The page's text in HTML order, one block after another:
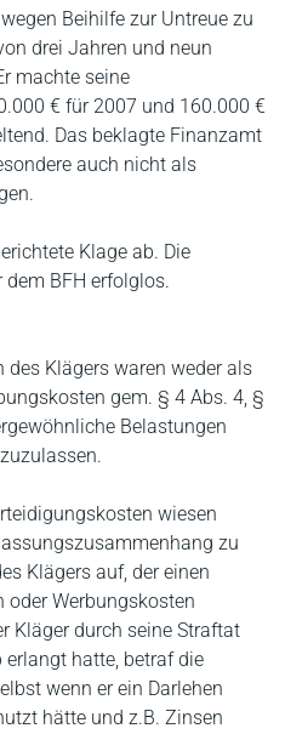
Beihilfe zur Untreue zu
drei Jahren und neun
machte seine
€ für 2007 und 160.000 €
Das beklagte Finanzamt
auch nicht als
Klage ab. Die
dem BFH erfolglos.
Klägers waren weder als
gem. § 4 Abs. 4, §
Belastungen
wiesen
zu
Klägers auf, der einen
oder Werbungskosten
Kläger durch seine Straftat
hatte, betraf die
wenn er ein Darlehen
hätte und z.B. Zinsen